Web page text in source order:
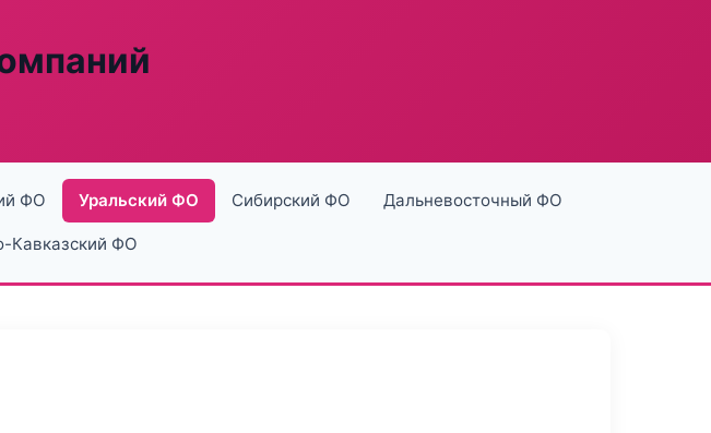
ФО Уральский ФО Сибирский ФО Дальневосточный ФО
Кавказский ФО